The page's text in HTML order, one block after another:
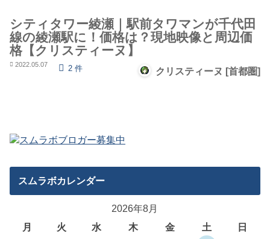
シティタワー綾瀬｜駅前タワマンが千代田
線の綾瀬駅に！価格は？現地映像と周辺価
格【クリスティーヌ】
2022.05.07 2 件 クリスティーヌ [首都圏]
スムラボカレンダー
2026年8月
月
火 水 木 金 土
日